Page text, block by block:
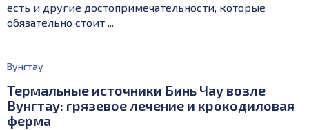
есть и другие достопримечательности, которые
обязательно стоит ...
Вунгтау
Термальные источники Бинь Чау возле
Вунгтау: грязевое лечение и крокодиловая
ферма